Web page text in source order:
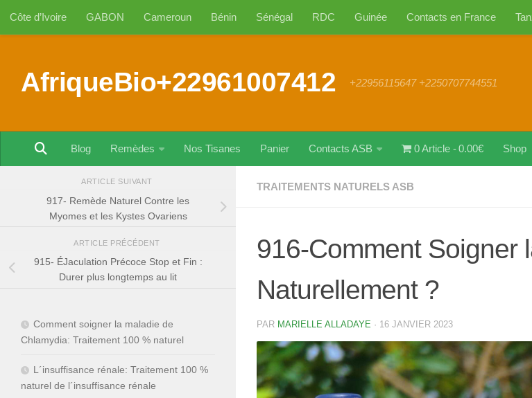
Au dessous du contenu
Côte d’Ivoire GABON Cameroun Bénin Sénégal RDC Guinée Contacts en France
AfriqueBio+22961007412 +22956115647 +2250707744551
Blog Remèdes Nos Tisanes Panier Contacts ASB 0 Article 0.00€ Shop
TRAITEMENTS NATURELS ASB
916-Comment Soigner
Naturellement ?
PAR MARIELLE ALLADAYE · 16 JANVIER 2023
ARTICLE SUIVANT
917- Remède Naturel Contre les
Myomes et les Kystes Ovariens
ARTICLE PRÉCÉDENT
915- ÉJaculation Précoce Stop et Fin :
Durer plus longtemps au lit
Comment soigner la maladie de
Chlamydia: Traitement 100 % naturel
L´insuffisance rénale: Traitement 100 %
naturel de l´insuffisance rénale